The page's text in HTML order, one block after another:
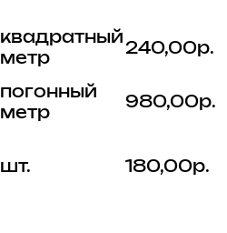
квадратный
метр
240,00р.
погонный
метр
980,00р.
шт. 180,00р.